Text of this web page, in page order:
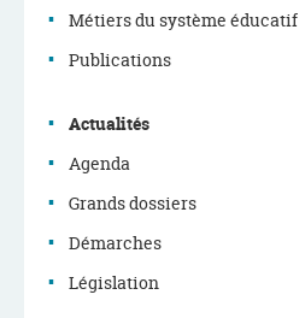
Menu
de
navigation
Métiers du système éducatif
Publications
Actualités
Agenda
Grands dossiers
Démarches
Législation